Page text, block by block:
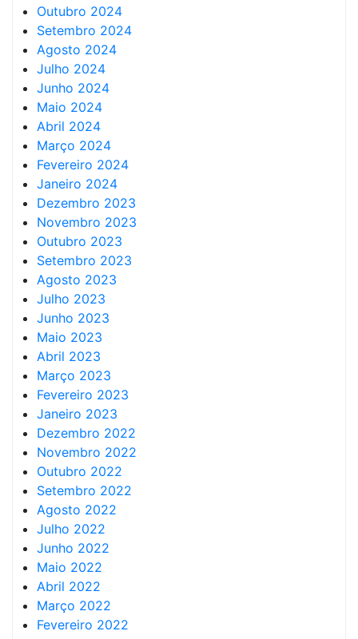
Outubro 2024
Setembro 2024
Agosto 2024
Julho 2024
Junho 2024
Maio 2024
Abril 2024
Março 2024
Fevereiro 2024
Janeiro 2024
Dezembro 2023
Novembro 2023
Outubro 2023
Setembro 2023
Agosto 2023
Julho 2023
Junho 2023
Maio 2023
Abril 2023
Março 2023
Fevereiro 2023
Janeiro 2023
Dezembro 2022
Novembro 2022
Outubro 2022
Setembro 2022
Agosto 2022
Julho 2022
Junho 2022
Maio 2022
Abril 2022
Março 2022
Fevereiro 2022